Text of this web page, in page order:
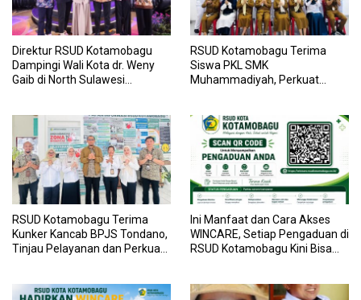
Direktur RSUD Kotamobagu
Dampingi Wali Kota dr. Weny
Gaib di North Sulawesi
RSUD Kotamobagu Terima
Siswa PKL SMK
Muhammadiyah, Perkuat
RSUD Kotamobagu Terima
Kunker Kancab BPJS Tondano,
Tinjau Pelayanan dan Perkuat
Ini Manfaat dan Cara Akses
WINCARE, Setiap Pengaduan di
RSUD Kotamobagu Kini Bisa